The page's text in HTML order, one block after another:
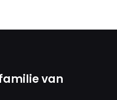
heel nieuwsgierig hoe (en of)
houdt, en hoe hard dat
van